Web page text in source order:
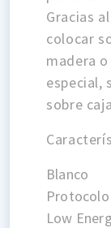
Gracias
colocar
madera
especial,
sobre
Blanco
Low